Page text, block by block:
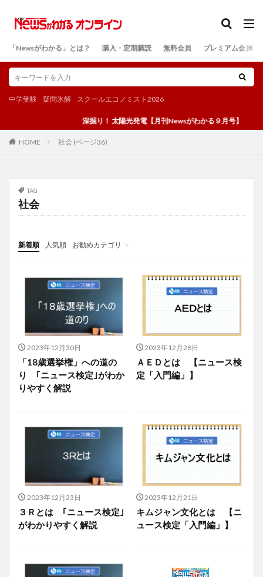
「Newsがわかる」とは？ 購入・定期購読 無料会員 プレミアム会員
中学受験 疑問氷解 スクールエコノミスト2026
深掘り！ 太陽光発電【月刊Newsがわかる９月号】
HOME 社会 (ページ36)
TAG
社会
新着順 人気順
お勧めカテゴリ
投稿
学び
マンガ
電子書籍
2023年12月30日
「18歳選挙権」への道の
り ｢ニュース検定｣がわか
りやすく解説
2023年12月28日
ＡＥＤとは 【ニュース検
定「入門編」】
2023年12月23日
３Ｒとは ｢ニュース検定｣
がわかりやすく解説
2023年12月21日
キムジャン文化とは 【ニ
ュース検定「入門編」】
検索